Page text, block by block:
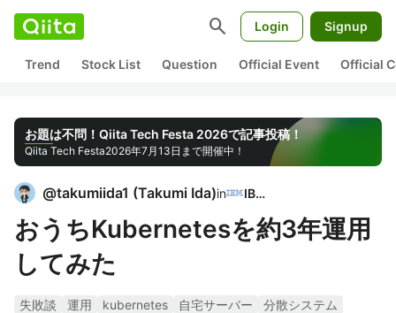
search Login Signup
Trend Stock List Question Official Event Official
お題は不問！Qiita Tech Festa 2026で記事投稿！
Qiita Tech Festa2026年7月13日まで開催中！
@takumiida1 (Takumi Ida)in IBM
おうちKubernetesを約3年運用
してみた
失敗談 運用 kubernetes 自宅サーバー
分散システム